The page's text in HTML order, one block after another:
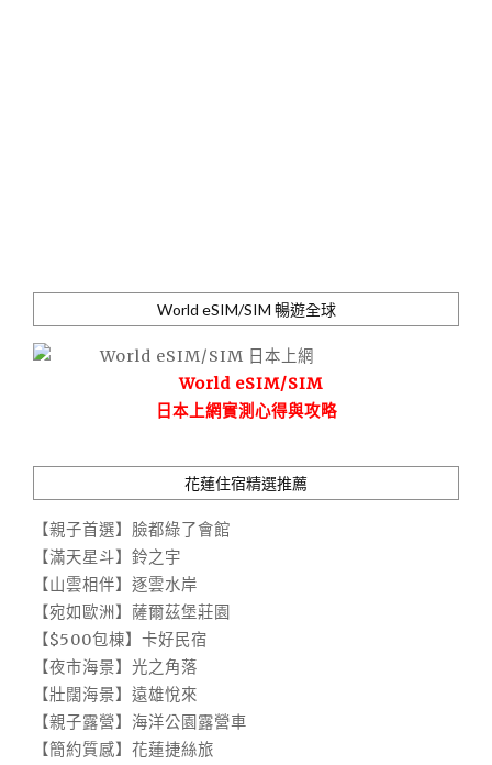
World eSIM/SIM 暢遊全球
World eSIM/SIM
日本上網實測心得與攻略
花蓮住宿精選推薦
【親子首選】臉都綠了會館
【滿天星斗】鈴之宇
【山雲相伴】逐雲水岸
【宛如歐洲】薩爾茲堡莊園
【$500包棟】卡好民宿
【夜市海景】光之角落
【壯闊海景】遠雄悅來
【親子露營】海洋公園露營車
【簡約質感】花蓮捷絲旅